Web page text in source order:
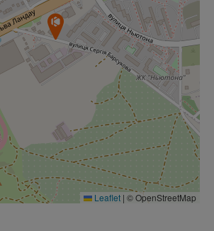
Leaflet | © OpenStreetMap